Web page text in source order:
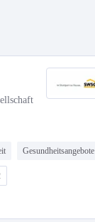
Gesundheitsangebote